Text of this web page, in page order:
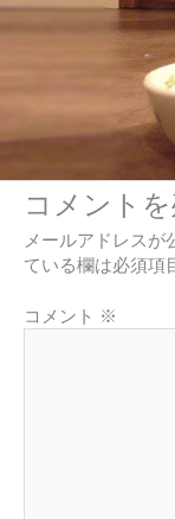
コメント
メールアドレスが
ている欄は必須項
コメント ※